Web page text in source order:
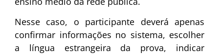
Nesse caso, o participante deverá apenas
confirmar informações no sistema, escolher
a língua estrangeira da prova, indicar